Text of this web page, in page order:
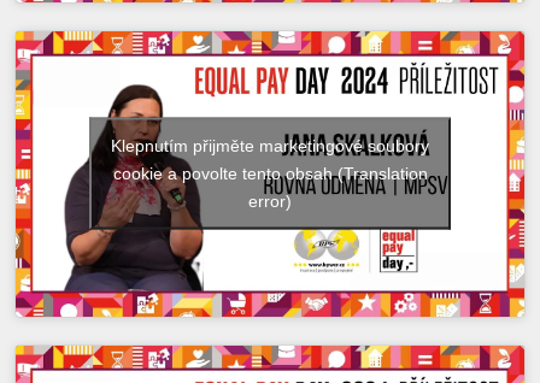
Klepnutím přijměte marketingové soubory
cookie a povolte tento obsah (Translation
error)